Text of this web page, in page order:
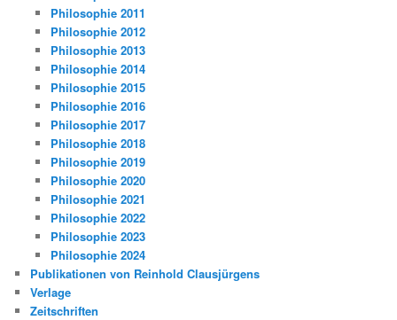
Philosophie 2011
Philosophie 2012
Philosophie 2013
Philosophie 2014
Philosophie 2015
Philosophie 2016
Philosophie 2017
Philosophie 2018
Philosophie 2019
Philosophie 2020
Philosophie 2021
Philosophie 2022
Philosophie 2023
Philosophie 2024
Publikationen von Reinhold Clausjürgens
Verlage
Zeitschriften